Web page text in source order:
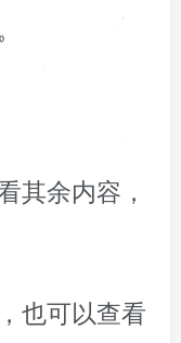
其余内容，
也可以查看